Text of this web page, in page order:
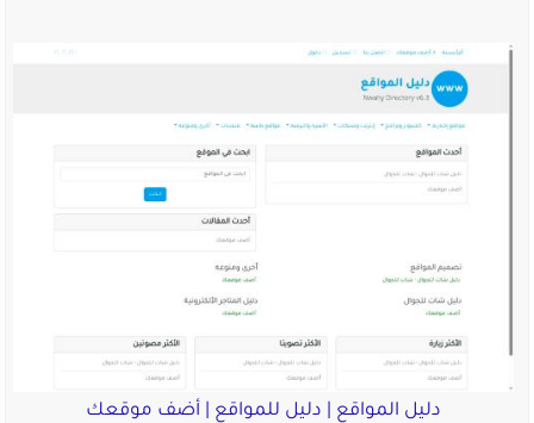
دليل المواقع | دليل للمواقع | أضف موقعك